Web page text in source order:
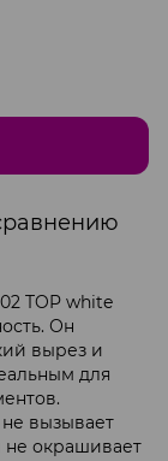
TOP white
Он
вырез и
для
не вызывает
не окрашивает